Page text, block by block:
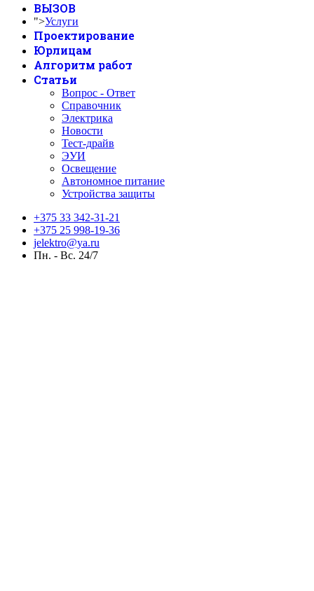
ВЫЗОВ
">Услуги
Проектирование
Юрлицам
Алгоритм работ
Статьи
Вопрос - Ответ
Справочник
Электрика
Новости
Тест-драйв
ЭУИ
Освещение
Автономное питание
Устройства защиты
+375 33 342-31-21
+375 25 998-19-36
jelektro@ya.ru
Пн. - Вс. 24/7